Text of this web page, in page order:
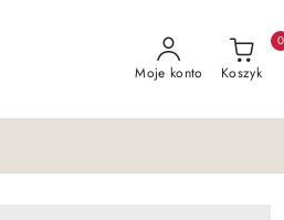
Moje konto Koszyk
0